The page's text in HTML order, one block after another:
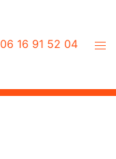
06 16 91 52 04